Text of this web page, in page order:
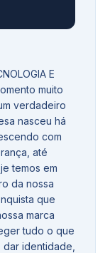
E
muito
verdadeiro
nasceu há
com
até
temos em
da nossa
que
marca
tudo o que
identidade,